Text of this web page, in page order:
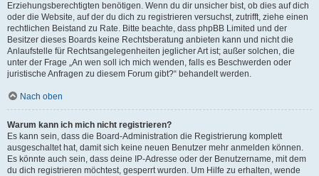
Erziehungsberechtigten benötigen. Wenn du dir unsicher bist, ob dies auf dich
oder die Website, auf der du dich zu registrieren versuchst, zutrifft, ziehe einen
rechtlichen Beistand zu Rate. Bitte beachte, dass phpBB Limited und der
Besitzer dieses Boards keine Rechtsberatung anbieten kann und nicht die
Anlaufstelle für Rechtsangelegenheiten jeglicher Art ist; außer solchen, die
unter der Frage „An wen soll ich mich wenden, falls es Beschwerden oder
juristische Anfragen zu diesem Forum gibt?“ behandelt werden.
Nach oben
Warum kann ich mich nicht registrieren?
Es kann sein, dass die Board-Administration die Registrierung komplett
ausgeschaltet hat, damit sich keine neuen Benutzer mehr anmelden können.
Es könnte auch sein, dass deine IP-Adresse oder der Benutzername, mit dem
du dich registrieren möchtest, gesperrt wurden. Um Hilfe zu erhalten, wende